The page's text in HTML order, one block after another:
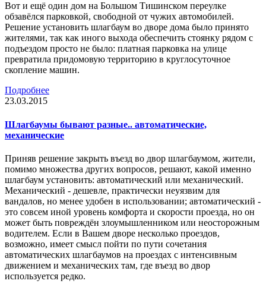
Вот и ещё один дом на Большом Тишинском переулке
обзавёлся парковкой, свободной от чужих автомобилей.
Решение установить шлагбаум во дворе дома было принято
жителями, так как иного выхода обеспечить стоянку рядом с
подъездом просто не было: платная парковка на улице
превратила придомовую территорию в круглосуточное
скопление машин.
Подробнее
23.03.2015
Шлагбаумы бывают разные.. автоматические,
механические
Приняв решение закрыть въезд во двор шлагбаумом, жители,
помимо множества других вопросов, решают, какой именно
шлагбаум установить: автоматический или механический.
Механический - дешевле, практически неуязвим для
вандалов, но менее удобен в использовании; автоматический -
это совсем иной уровень комфорта и скорости проезда, но он
может быть повреждён злоумышленником или неосторожным
водителем. Если в Вашем дворе несколько проездов,
возможно, имеет смысл пойти по пути сочетания
автоматических шлагбаумов на проездах с интенсивным
движением и механических там, где въезд во двор
используется редко.